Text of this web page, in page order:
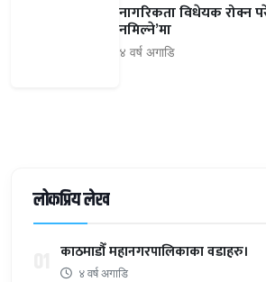
नागरिकता विधेयक रोक्न
नमिल्ने’मा
४ वर्ष अगाडि
लोकप्रिय लेख
काठमाडौँ महानगरपालिकाका वडाहरु।
४ वर्ष अगाडि